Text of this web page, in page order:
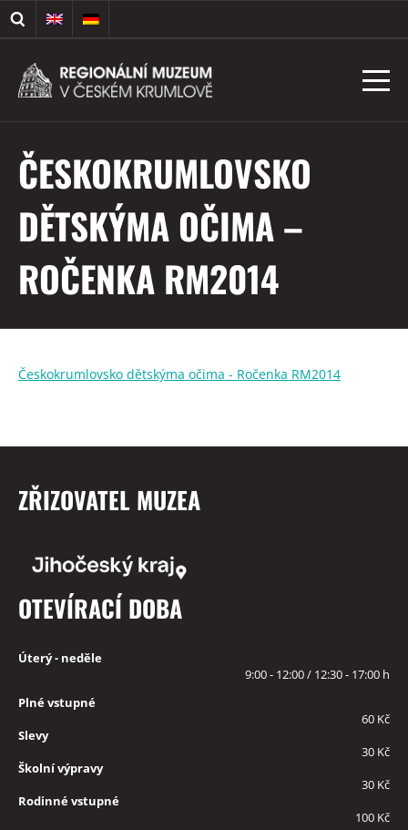
ČESKOKRUMLOVSKO
DĚTSKÝMA OČIMA –
ROČENKA RM2014
Českokrumlovsko dětskýma očima - Ročenka RM2014
ZŘIZOVATEL MUZEA
OTEVÍRACÍ DOBA
Úterý - neděle
9:00 - 12:00 / 12:30 - 17:00 h
Plné vstupné
60 Kč
Slevy
30 Kč
Školní výpravy
30 Kč
Rodinné vstupné
100 Kč